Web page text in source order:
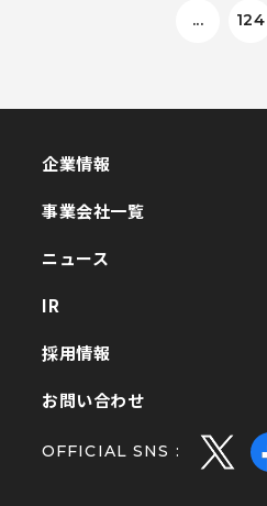
... 124
企業情報
事業会社一覧
ニュース
IR
採用情報
お問い合わせ
OFFICIAL SNS :